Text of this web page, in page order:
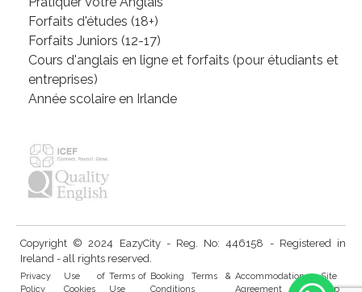
Forfaits d'études (18+)
Forfaits Juniors (12-17)
Cours d'anglais en ligne et forfaits (pour étudiants et
entreprises)
Année scolaire en Irlande
Copyright © 2024 EazyCity - Reg. No: 446158 - Registered in
Ireland - all rights reserved.
Privacy
Policy
Use of
Cookies
Terms of
Use
Booking Terms &
Conditions
Accommodation
Agreement
Site
Map